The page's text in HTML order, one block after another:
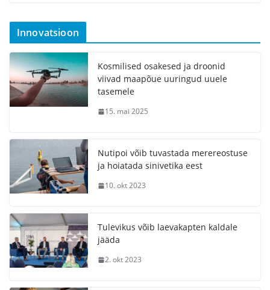
Innovatsioon
Kosmilised osakesed ja droonid
viivad maapõue uuringud uuele
tasemele
15. mai 2025
Nutipoi võib tuvastada merereostuse
ja hoiatada sinivetika eest
10. okt 2023
Tulevikus võib laevakapten kaldale
jääda
2. okt 2023